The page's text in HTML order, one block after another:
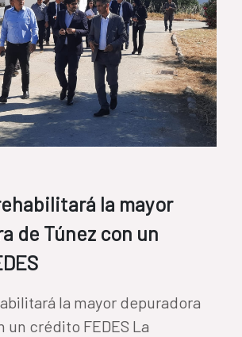
la mayor
de Túnez con un
la mayor depuradora
un crédito FEDES La